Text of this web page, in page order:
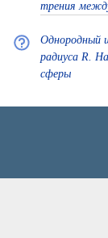
трения
Однородный
радиуса R.
сферы